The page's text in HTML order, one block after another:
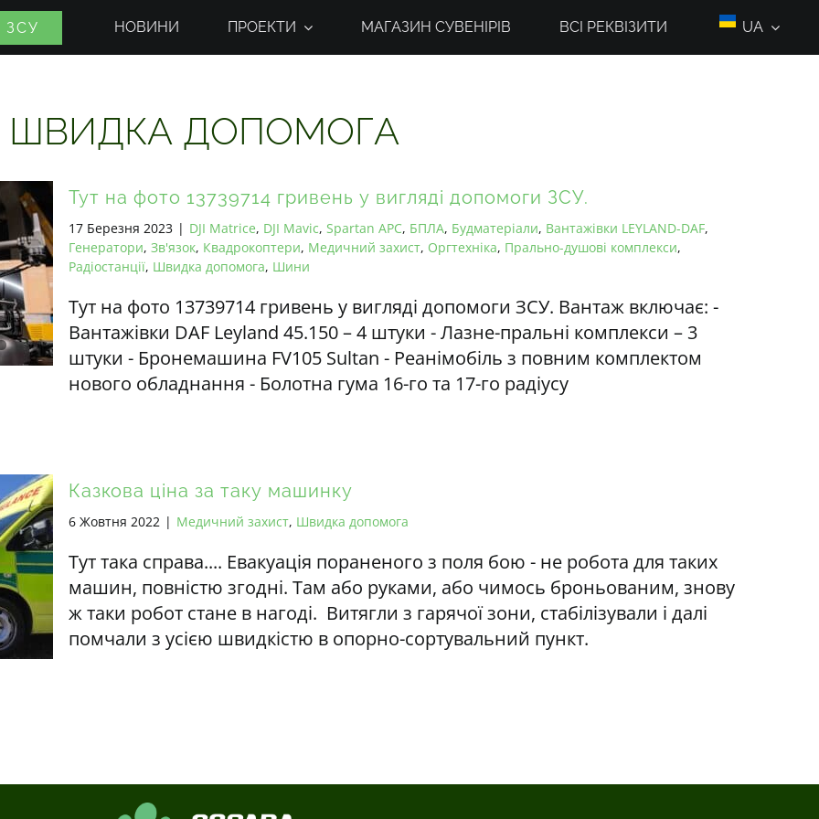
ЗСУ НОВИНИ ПРОЕКТИ МАГАЗИН СУВЕНІРІВ ВСІ РЕКВІЗИТИ UA
ШВИДКА ДОПОМОГА
Тут на фото 13739714 гривень у вигляді допомоги ЗСУ.
17 Березня 2023 | DJI Matrice, DJI Mavic, Spartan APC, БПЛА, Будматеріали, Вантажівки LEYLAND-DAF,
Генератори, Зв'язок, Квадрокоптери, Медичний захист, Оргтехніка, Прально-душові комплекси,
Радіостанції, Швидка допомога, Шини
Тут на фото 13739714 гривень у вигляді допомоги ЗСУ. Вантаж включає: -
Вантажівки DAF Leyland 45.150 – 4 штуки - Лазне-пральні комплекси – 3
штуки - Бронемашина FV105 Sultan - Реанімобіль з повним комплектом
нового обладнання - Болотна гума 16-го та 17-го радіусу
Казкова ціна за таку машинку
6 Жовтня 2022 | Медичний захист, Швидка допомога
Тут така справа.... Евакуація пораненого з поля бою - не робота для таких
машин, повністю згодні. Там або руками, або чимось броньованим, знову
ж таки робот стане в нагоді. Витягли з гарячої зони, стабілізували і далі
помчали з усією швидкістю в опорно-сортувальний пункт.